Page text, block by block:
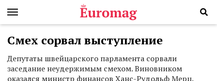
Смех сорвал выступление
Депутаты швейцарского парламента сорвали
заседание неудержимым смехом. Виновником
оказался министр финансов Ханс-Рудольф Мерц.